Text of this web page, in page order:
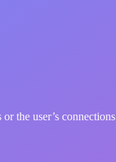
the user’s connections